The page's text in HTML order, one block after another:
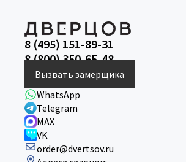
8 (495) 151-89-31
8 (800) 350-65-48
Вызвать замерщика
WhatsApp
Telegram
MAX
VK
order@dvertsov.ru